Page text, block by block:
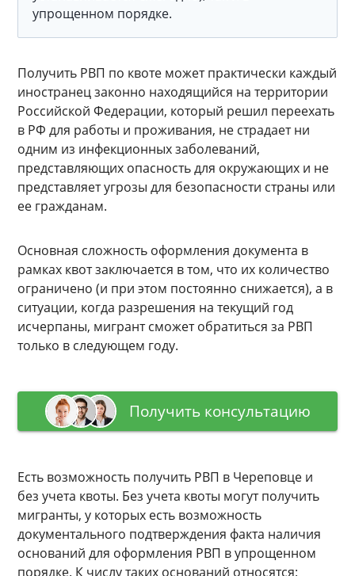
упрощенном порядке.
Получить РВП по квоте может практически каждый
иностранец законно находящийся на территории
Российской Федерации, который решил переехать
в РФ для работы и проживания, не страдает ни
одним из инфекционных заболеваний,
представляющих опасность для окружающих и не
представляет угрозы для безопасности страны или
ее гражданам.
Основная сложность оформления документа в
рамках квот заключается в том, что их количество
ограничено (и при этом постоянно снижается), а в
ситуации, когда разрешения на текущий год
исчерпаны, мигрант сможет обратиться за РВП
только в следующем году.
Получить консультацию
Есть возможность получить РВП в Череповце и
без учета квоты. Без учета квоты могут получить
мигранты, у которых есть возможность
документального подтверждения факта наличия
оснований для оформления РВП в упрощенном
порядке. К числу таких оснований относятся: